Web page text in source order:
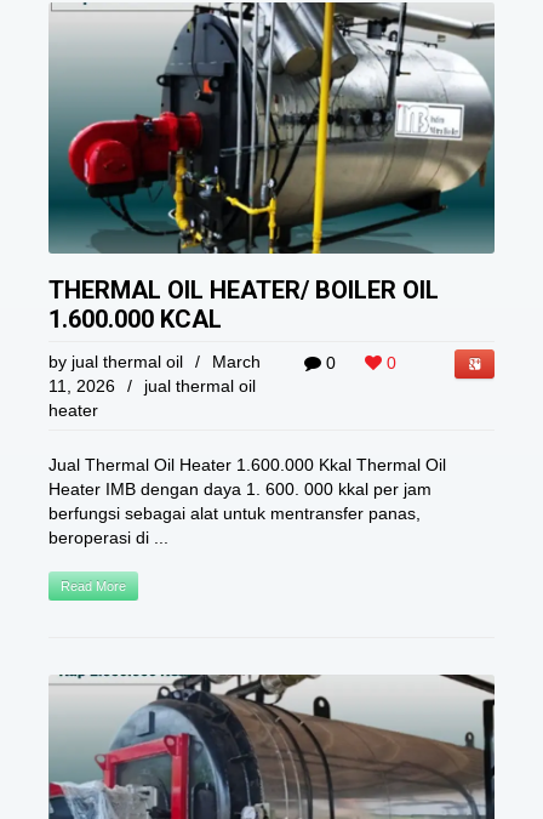
THERMAL OIL HEATER/ BOILER OIL
1.600.000 KCAL
0 0
by jual thermal oil /
March
11, 2026
/
jual thermal oil
heater
Jual Thermal Oil Heater 1.600.000 Kkal Thermal Oil
Heater IMB dengan daya 1. 600. 000 kkal per jam
berfungsi sebagai alat untuk mentransfer panas,
beroperasi di ...
Read More